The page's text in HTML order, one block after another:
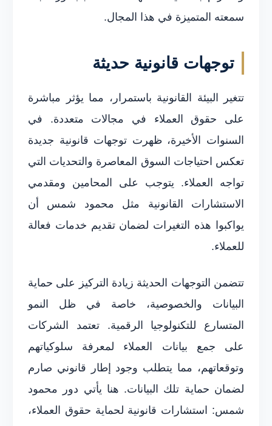
سمعته المتميزة في هذا المجال.
توجهات قانونية حديثة
تتغير البيئة القانونية باستمرار، مما يؤثر مباشرة
على حقوق العملاء في مجالات متعددة. في
السنوات الأخيرة، ظهرت توجهات قانونية جديدة
تعكس احتياجات السوق المعاصرة والتحديات التي
تواجه العملاء. يتوجب على المحامين ومقدمي
الاستشارات القانونية مثل محمود شمس أن
يواكبوا هذه التغيرات لضمان تقديم خدمات فعالة
للعملاء.
تتضمن التوجهات الحديثة زيادة التركيز على حماية
البيانات والخصوصية، خاصة في ظل النمو
المتسارع للتكنولوجيا الرقمية. تعتمد الشركات
على جمع بيانات العملاء لمعرفة سلوكياتهم
وتوقعاتهم، مما يتطلب وجود إطار قانوني صارم
لضمان حماية تلك البيانات. هنا يأتي دور محمود
شمس: استشارات قانونية لحماية حقوق العملاء،